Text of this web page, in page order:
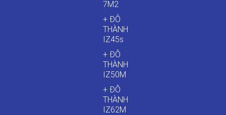
7M2
+ ĐÔ
THÀNH
IZ45s
+ ĐÔ
THÀNH
IZ50M
+ ĐÔ
THÀNH
IZ62M